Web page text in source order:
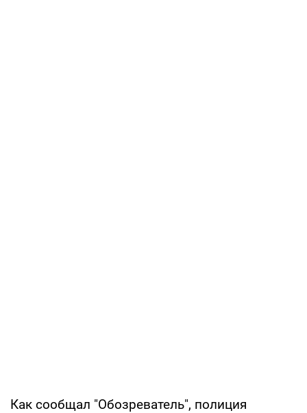
Как сообщал "Обозреватель", полиция